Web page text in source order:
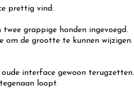
prettig vind:
grappige honden ingevoegd.
om de grootte te kunnen wijzigen.
interface gewoon terugzetten.
loopt.